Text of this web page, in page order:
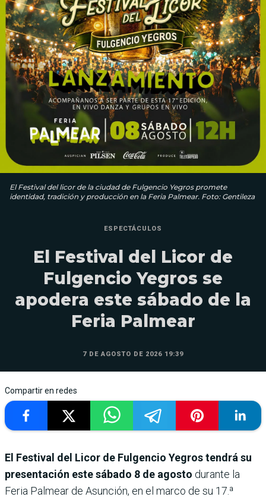
El Festival del licor de la ciudad de Fulgencio Yegros promete
identidad, tradición y producción en la Feria Palmear. Foto: Gentileza
ESPECTÁCULOS
El Festival del Licor de
Fulgencio Yegros se
apodera este sábado de la
Feria Palmear
7 DE AGOSTO DE 2026 19:39
Compartir en redes
El Festival del Licor de Fulgencio Yegros tendrá su
presentación este sábado 8 de agosto durante la
Feria Palmear de Asunción, en el marco de su 17.ª